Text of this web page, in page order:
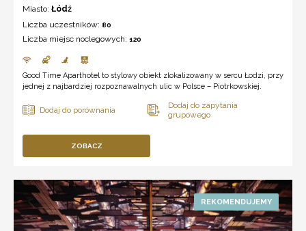
Miasto: Łódź
Liczba uczestników: 80
Liczba miejsc noclegowych: 120
Good Time Aparthotel to stylowy obiekt zlokalizowany w sercu Łodzi, przy
jednej z najbardziej rozpoznawalnych ulic w Polsce – Piotrkowskiej.
ZOBACZ